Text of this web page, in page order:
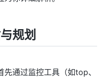
规划
通过监控工具（如top、